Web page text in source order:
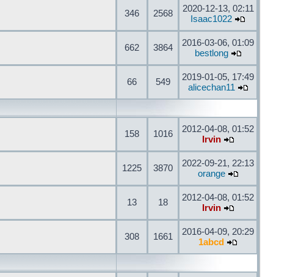
346 2568
2020-12-13, 02:11
Isaac1022
662 3864
2016-03-06, 01:09
bestlong
66 549
2019-01-05, 17:49
alicechan11
158 1016
2012-04-08, 01:52
Irvin
1225 3870
2022-09-21, 22:13
orange
13 18
2012-04-08, 01:52
Irvin
308 1661
2016-04-09, 20:29
1abcd